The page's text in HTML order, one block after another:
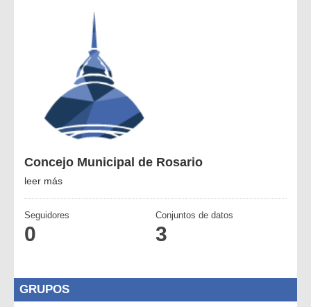
Concejo Municipal de Rosario
leer más
Seguidores
0
Conjuntos de datos
3
GRUPOS